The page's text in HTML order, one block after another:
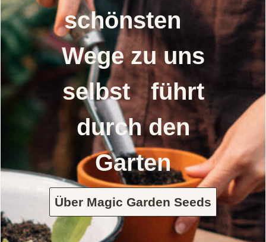
schönsten
Wege zu uns
selbst führt
durch den
Garten
Über Magic Garden Seeds